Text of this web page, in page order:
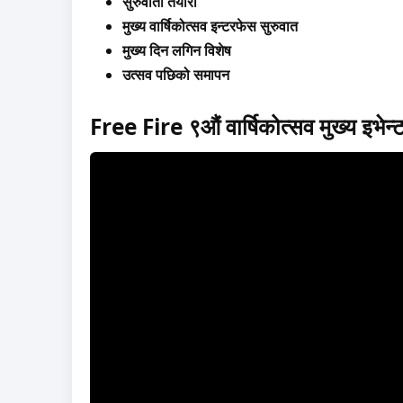
मुख्य वार्षिकोत्सव इन्टरफेस सुरुवात
मुख्य दिन लगिन विशेष
उत्सव पछिको समापन
Free Fire ९औं वार्षिकोत्सव मुख्य